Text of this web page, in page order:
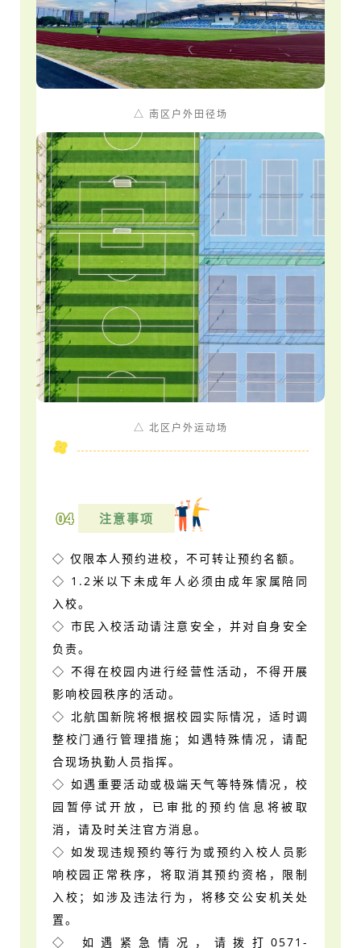
△ 南区户外田径场
△ 北区户外运动场
04 注意事项
◇ 仅限本人预约进校，不可转让预约名额。
◇ 1.2米以下未成年人必须由成年家属陪同
入校。
◇ 市民入校活动请注意安全，并对自身安全
负责。
◇ 不得在校园内进行经营性活动，不得开展
影响校园秩序的活动。
◇ 北航国新院将根据校园实际情况，适时调
整校门通行管理措施；如遇特殊情况，请配
合现场执勤人员指挥。
◇ 如遇重要活动或极端天气等特殊情况，校
园暂停试开放，已审批的预约信息将被取
消，请及时关注官方消息。
◇ 如发现违规预约等行为或预约入校人员影
响校园正常秩序，将取消其预约资格，限制
入校；如涉及违法行为，将移交公安机关处
置。
◇ 如遇紧急情况，请拨打0571-